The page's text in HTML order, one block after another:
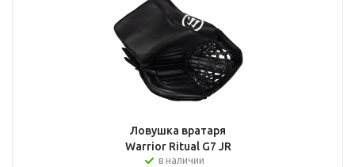
Ловушка вратаря
Warrior Ritual G7 JR
в наличии